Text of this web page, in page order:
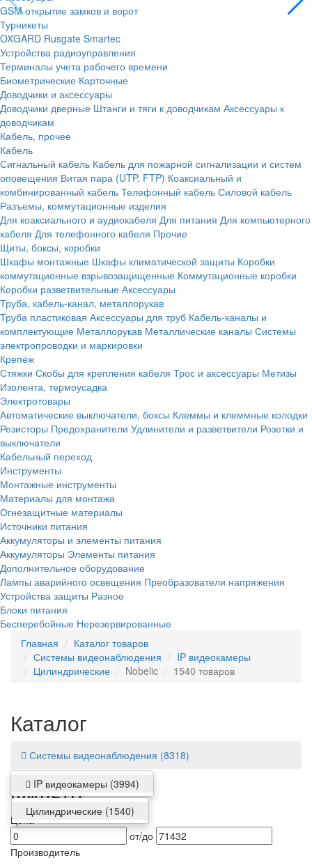
GSM открытие замков и ворот
Турникеты
OXGARD Rusgate Smartec
Устройства радиоуправления
Терминалы учета рабочего времени
Биометрические Карточные
Доводчики и аксессуары
Доводчики дверные Штанги и тяги к доводчикам Аксессуары к
доводчикам
Кабель, прочее
Кабель
Сигнальный кабель Кабель для пожарной сигнализации и систем
оповещения Витая пара (UTP, FTP) Коаксиальный и
комбинированный кабель Телефонный кабель Силовой кабель
Разъемы, коммутационные изделия
Для коаксиального и аудиокабеля Для питания Для компьютерного
кабеля Для телефонного кабеля Прочие
Щиты, боксы, коробки
Шкафы монтажные Шкафы климатической защиты Коробки
коммутационные взрывозащищенные Коммутационные коробки
Коробки разветвительные Аксессуары
Труба, кабель-канал, металлорукав
Труба пластиковая Аксессуары для труб Кабель-каналы и
комплектующие Металлорукав Металлические каналы Системы
электропроводки и маркировки
Крепёж
Стяжки Скобы для крепления кабеля Трос и аксессуары Метизы
Изолента, термоусадка
Электротовары
Автоматические выключатели, боксы Клеммы и клеммные колодки
Резисторы Предохранители Удлинители и разветвители Розетки и
выключатели
Кабельный переход
Инструменты
Монтажные инструменты
Материалы для монтажа
Огнезащитные материалы
Источники питания
Аккумуляторы и элементы питания
Аккумуляторы Элементы питания
Дополнительное оборудование
Лампы аварийного освещения Преобразователи напряжения
Устройства защиты Разное
Блоки питания
Бесперебойные Нерезервированные
Главная
Каталог товаров
Системы видеонаблюдения
IP видеокамеры
Цилиндрические
Nobelic 1540 товаров
Каталог
Системы видеонаблюдения (8318)
IP видеокамеры (3994)
Цилиндрические (1540)
Фильтр
Цена
от/до
Производитель